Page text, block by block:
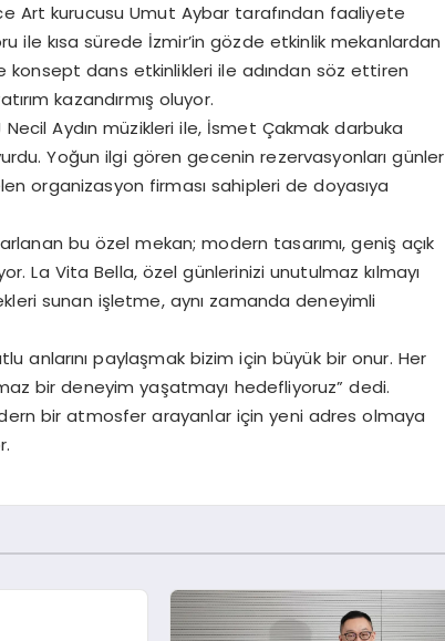
Art kurucusu Umut Aybar tarafından faaliyete
ile kısa sürede İzmir’in gözde etkinlik mekanlardan
konsept dans etkinlikleri ile adından söz ettiren
kazandırmış oluyor.
Necil Aydın müzikleri ile, İsmet Çakmak darbuka
Yoğun ilgi gören gecenin rezervasyonları günler
organizasyon firması sahipleri de doyasıya
bu özel mekan; modern tasarımı, geniş açık
La Vita Bella, özel günlerinizi unutulmaz kılmayı
sunan işletme, aynı zamanda deneyimli
anlarını paylaşmak bizim için büyük bir onur. Her
bir deneyim yaşatmayı hedefliyoruz” dedi.
bir atmosfer arayanlar için yeni adres olmaya